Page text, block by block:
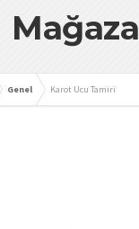
Mağaza
Genel Karot Ucu Tamiri